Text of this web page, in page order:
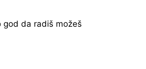
da radiš možeš